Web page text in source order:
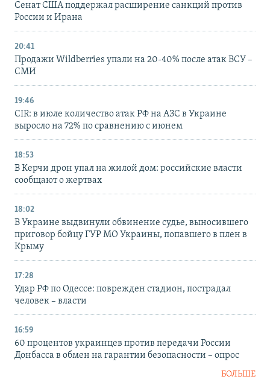
Сенат США поддержал расширение санкций против
России и Ирана
20:41
Продажи Wildberries упали на 20-40% после атак ВСУ –
СМИ
19:46
CIR: в июле количество атак РФ на АЗС в Украине
выросло на 72% по сравнению с июнем
18:53
В Керчи дрон упал на жилой дом: российские власти
сообщают о жертвах
18:02
В Украине выдвинули обвинение судье, выносившего
приговор бойцу ГУР МО Украины, попавшего в плен в
Крыму
17:28
Удар РФ по Одессе: поврежден стадион, пострадал
человек – власти
16:59
60 процентов украинцев против передачи России
Донбасса в обмен на гарантии безопасности – опрос
БОЛЬШЕ